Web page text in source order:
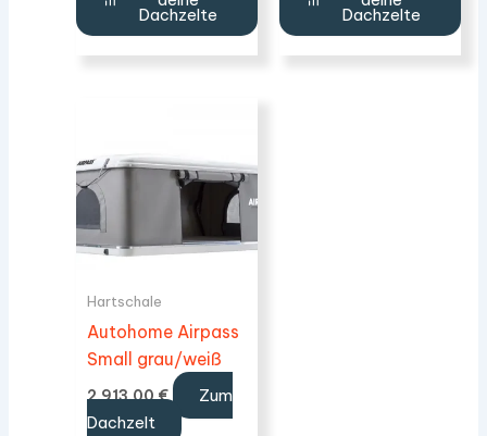
Dachzelte Dachzelte
Hartschale
Autohome Airpass
Small grau/weiß
2.913,00€
Zum
Dachzelt